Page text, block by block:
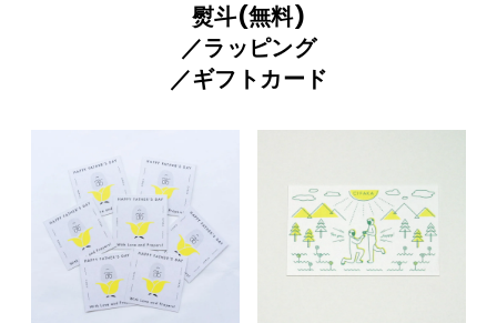
熨斗(無料)
／ラッピング
／ギフトカード